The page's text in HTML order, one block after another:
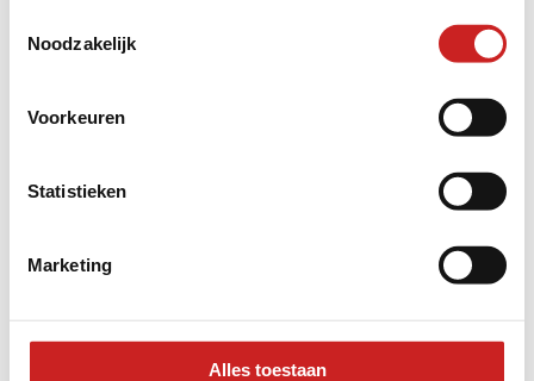
Noodzakelijk
Voorkeuren
Statistieken
Marketing
Alles toestaan
loadingwww.adggroep.nl
for more